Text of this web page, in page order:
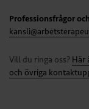
Professionsfrågor
Vill du ringa oss? Här
och övriga